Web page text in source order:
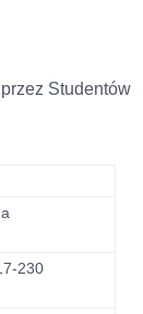
Studentów
230